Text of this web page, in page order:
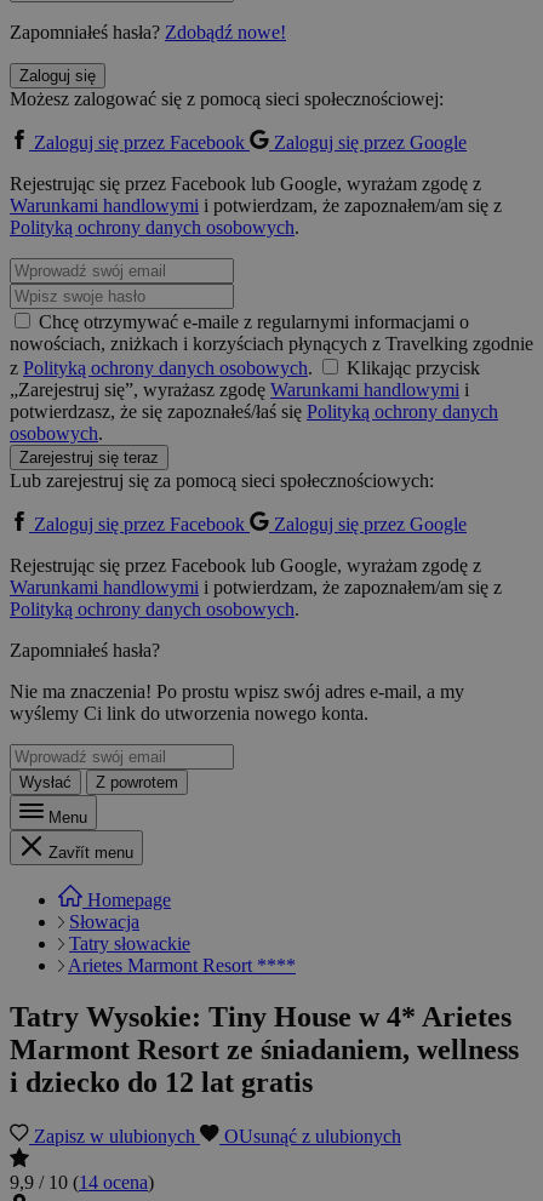
Zapomniałeś hasła? Zdobądź nowe!
Zaloguj się
Możesz zalogować się z pomocą sieci społecznościowej:
Zaloguj się przez Facebook
Zaloguj się przez Google
Rejestrując się przez Facebook lub Google, wyrażam zgodę z
Warunkami handlowymi i potwierdzam, że zapoznałem/am się z
Polityką ochrony danych osobowych.
Chcę otrzymywać e-maile z regularnymi informacjami o
nowościach, zniżkach i korzyściach płynących z Travelking zgodnie
z Polityką ochrony danych osobowych.
Klikając przycisk
„Zarejestruj się”, wyrażasz zgodę Warunkami handlowymi i
potwierdzasz, że się zapoznałeś/łaś się Polityką ochrony danych
osobowych.
Zarejestruj się teraz
Lub zarejestruj się za pomocą sieci społecznościowych:
Zaloguj się przez Facebook
Zaloguj się przez Google
Rejestrując się przez Facebook lub Google, wyrażam zgodę z
Warunkami handlowymi i potwierdzam, że zapoznałem/am się z
Polityką ochrony danych osobowych.
Zapomniałeś hasła?
Nie ma znaczenia! Po prostu wpisz swój adres e-mail, a my
wyślemy Ci link do utworzenia nowego konta.
Wysłać
Z powrotem
Menu
Zavřít menu
Homepage
Słowacja
Tatry słowackie
Arietes Marmont Resort ****
Tatry Wysokie: Tiny House w 4* Arietes
Marmont Resort ze śniadaniem, wellness
i dziecko do 12 lat gratis
Zapisz w ulubionych OUsunąć z ulubionych
9,9 / 10 (14 ocena)